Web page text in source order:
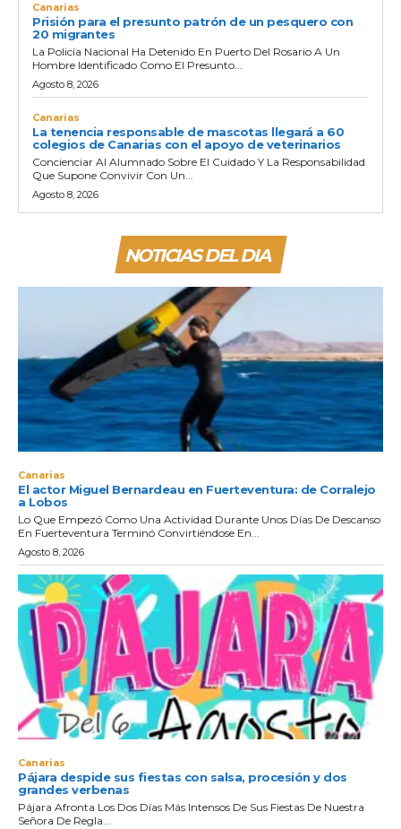
Canarias
Prisión para el presunto patrón de un pesquero con
20 migrantes
La Policía Nacional Ha Detenido En Puerto Del Rosario A Un
Hombre Identificado Como El Presunto...
Agosto 8, 2026
Canarias
La tenencia responsable de mascotas llegará a 60
colegios de Canarias con el apoyo de veterinarios
Concienciar Al Alumnado Sobre El Cuidado Y La Responsabilidad
Que Supone Convivir Con Un...
Agosto 8, 2026
NOTICIAS DEL DIA
Canarias
El actor Miguel Bernardeau en Fuerteventura: de Corralejo
a Lobos
Lo Que Empezó Como Una Actividad Durante Unos Días De Descanso
En Fuerteventura Terminó Convirtiéndose En...
Agosto 8, 2026
Canarias
Pájara despide sus fiestas con salsa, procesión y dos
grandes verbenas
Pájara Afronta Los Dos Días Más Intensos De Sus Fiestas De Nuestra
Señora De Regla...